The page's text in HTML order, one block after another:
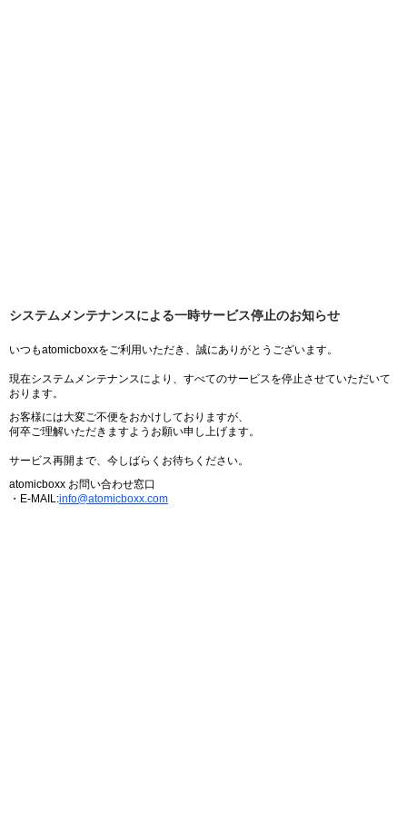
システムメンテナンスによる一時サービス停止のお知らせ
いつもatomicboxxをご利用いただき、誠にありがとうございます。
現在システムメンテナンスにより、すべてのサービスを停止させていただいて
おります。
お客様には大変ご不便をおかけしておりますが、
何卒ご理解いただきますようお願い申し上げます。
サービス再開まで、今しばらくお待ちください。
atomicboxx お問い合わせ窓口
・E-MAIL:info@atomicboxx.com